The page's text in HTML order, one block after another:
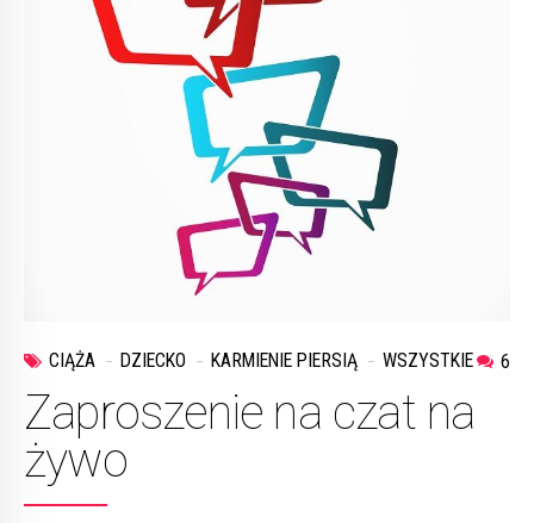
CIĄŻA DZIECKO KARMIENIE PIERSIĄ WSZYSTKIE 6
Zaproszenie na czat na
żywo